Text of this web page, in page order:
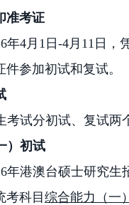
准考证
6年4月1日-4月11日 ，
件参加初试和复试。
考试分初试、复试两
）初试
年港澳台硕士研究生
考科目 综合能力（一）